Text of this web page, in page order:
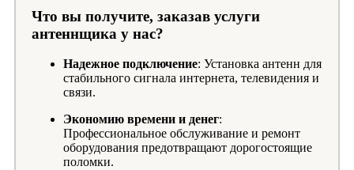
Что вы получите, заказав услуги
антеннщика у нас?
Надежное подключение: Установка антенн для
стабильного сигнала интернета, телевидения и
связи.
Экономию времени и денег:
Профессиональное обслуживание и ремонт
оборудования предотвращают дорогостоящие
поломки.